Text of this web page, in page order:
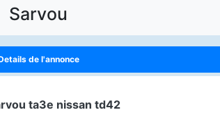
Sarvou
de l'annonce
ta3e nissan td42